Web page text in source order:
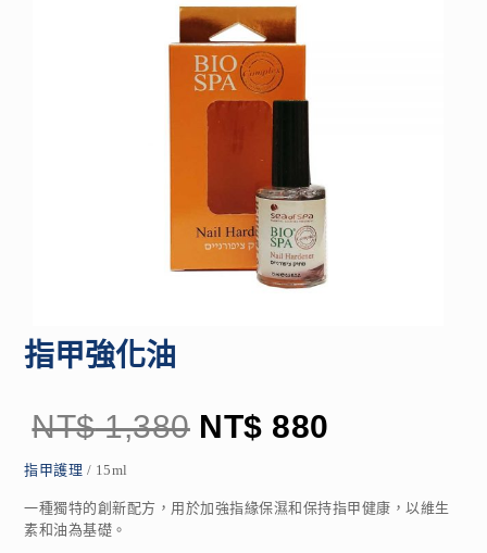
指甲強化油
NT$1,380 NT$ 880
指甲護理 / 15ml
一種獨特的創新配方，用於加強指緣保濕和保持指甲健康，以維生
素和油為基礎。